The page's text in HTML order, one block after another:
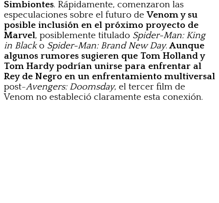
Simbiontes. Rápidamente, comenzaron las
especulaciones sobre el futuro deVenom y su
posible inclusión en el próximo proyecto de
Marvel, posiblemente titulado Spider-Man: King
in Blacko Spider-Man: Brand New Day. Aunque
algunos rumores sugieren que Tom Holland y
Tom Hardy podrían unirse para enfrentar al
Rey de Negro en un enfrentamiento multiversal
post-Avengers: Doomsday, el tercer film de
Venom no estableció claramente esta conexión.